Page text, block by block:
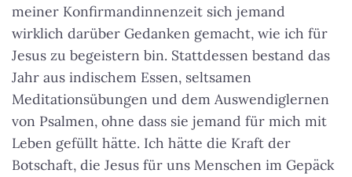
meiner Konfirmandinnenzeit sich jemand
wirklich darüber Gedanken gemacht, wie ich für
Jesus zu begeistern bin. Stattdessen bestand das
Jahr aus indischem Essen, seltsamen
Meditationsübungen und dem Auswendiglernen
von Psalmen, ohne dass sie jemand für mich mit
Leben gefüllt hätte. Ich hätte die Kraft der
Botschaft, die Jesus für uns Menschen im Gepäck